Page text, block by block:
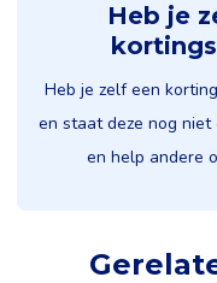
Heb je
Heb je zelf een
en staat deze nog niet
en help andere